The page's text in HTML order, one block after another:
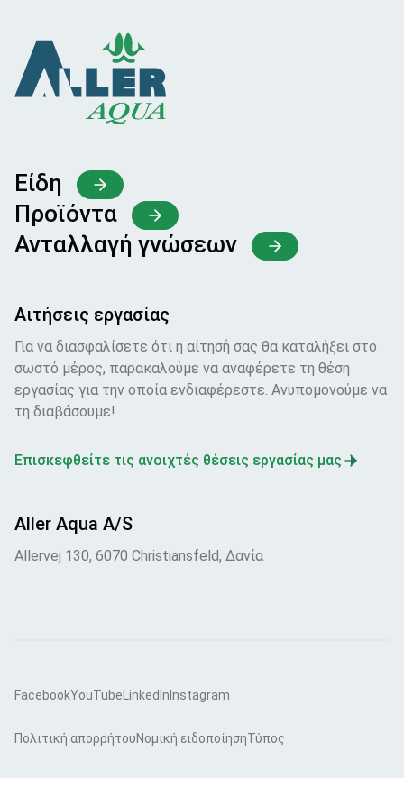
Είδη
Προϊόντα
Ανταλλαγή γνώσεων
Αιτήσεις εργασίας
Για να διασφαλίσετε ότι η αίτησή σας θα καταλήξει στο
σωστό μέρος, παρακαλούμε να αναφέρετε τη θέση
εργασίας για την οποία ενδιαφέρεστε. Ανυπομονούμε να
τη διαβάσουμε!
Επισκεφθείτε τις ανοιχτές θέσεις εργασίας μας
Aller Aqua A/S
Allervej 130, 6070 Christiansfeld, Δανία
FacebookYouTubeLinkedIn Instagram
Πολιτική απορρήτουΝομική ειδοποίησηΤύπος